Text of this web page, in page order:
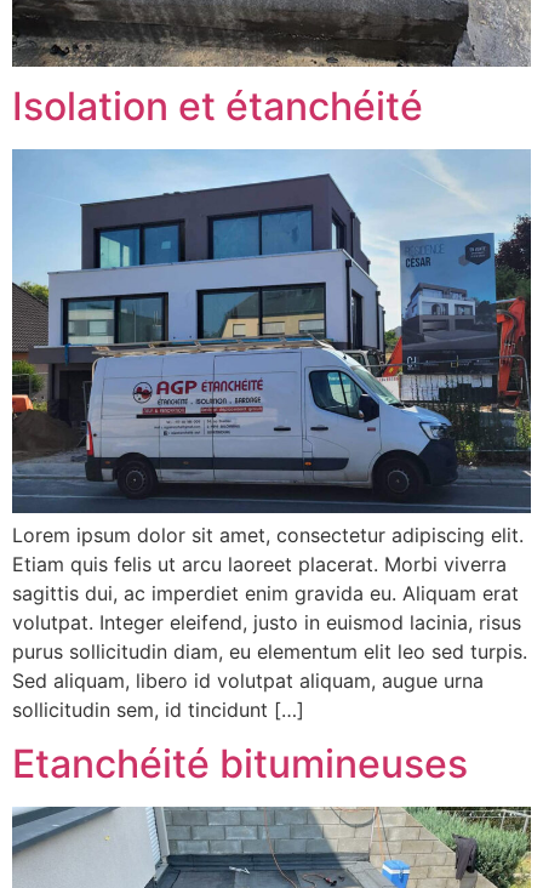
Isolation et étanchéité
Lorem ipsum dolor sit amet, consectetur adipiscing elit.
Etiam quis felis ut arcu laoreet placerat. Morbi viverra
sagittis dui, ac imperdiet enim gravida eu. Aliquam erat
volutpat. Integer eleifend, justo in euismod lacinia, risus
purus sollicitudin diam, eu elementum elit leo sed turpis.
Sed aliquam, libero id volutpat aliquam, augue urna
sollicitudin sem, id tincidunt […]
Etanchéité bitumineuses